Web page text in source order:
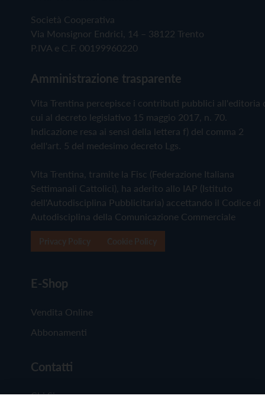
Società Cooperativa
Via Monsignor Endrici, 14 – 38122 Trento
P.IVA e C.F. 00199960220
Amministrazione trasparente
Vita Trentina percepisce i contributi pubblici all'editoria
cui al decreto legislativo 15 maggio 2017, n. 70.
Indicazione resa ai sensi della lettera f) del comma 2
dell'art. 5 del medesimo decreto Lgs.
Vita Trentina, tramite la Fisc (Federazione Italiana
Settimanali Cattolici), ha aderito allo IAP (Istituto
dell'Autodisciplina Pubblicitaria) accettando il Codice di
Autodisciplina della Comunicazione Commerciale
E-Shop
Vendita Online
Abbonamenti
Contatti
Chi Siamo